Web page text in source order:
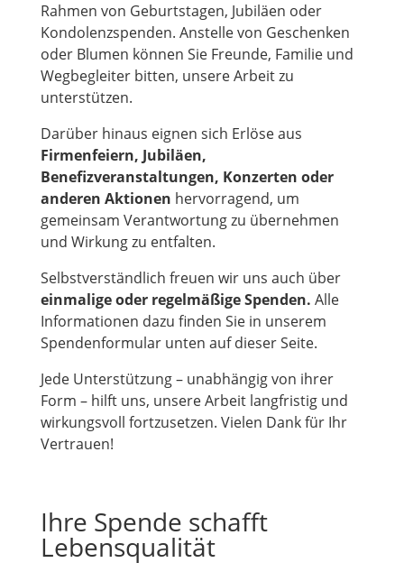
Rahmen von Geburtstagen, Jubiläen oder
Kondolenzspenden. Anstelle von Geschenken
oder Blumen können Sie Freunde, Familie und
Wegbegleiter bitten, unsere Arbeit zu
unterstützen.
Darüber hinaus eignen sich Erlöse aus
Firmenfeiern, Jubiläen,
Benefizveranstaltungen, Konzerten oder
anderen Aktionen hervorragend, um
gemeinsam Verantwortung zu übernehmen
und Wirkung zu entfalten.
Selbstverständlich freuen wir uns auch über
einmalige oder regelmäßige Spenden. Alle
Informationen dazu finden Sie in unserem
Spendenformular unten auf dieser Seite.
Jede Unterstützung – unabhängig von ihrer
Form – hilft uns, unsere Arbeit langfristig und
wirkungsvoll fortzusetzen. Vielen Dank für Ihr
Vertrauen!
Ihre Spende schafft
Lebensqualität